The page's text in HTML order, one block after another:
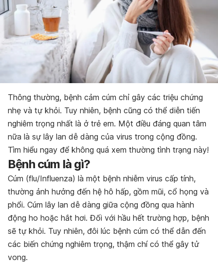
Thông thường, bệnh cảm cúm chỉ gây các triệu chứng
nhẹ và tự khỏi. Tuy nhiên, bệnh cũng có thể diễn tiến
nghiêm trọng nhất là ở trẻ em. Một điều đáng quan tâm
nữa là sự lây lan dễ dàng của virus trong cộng đồng.
Tìm hiểu ngay để không quá xem thường tình trạng này!
Bệnh cúm là gì?
Cúm (flu/Influenza) là một bệnh nhiễm virus cấp tính,
thường ảnh hưởng đến hệ hô hấp, gồm mũi, cổ họng và
phổi. Cúm lây lan dễ dàng giữa cộng đồng qua hành
động ho hoặc hắt hơi. Đối với hầu hết trường hợp, bệnh
sẽ tự khỏi. Tuy nhiên, đôi lúc bệnh cúm có thể dẫn đến
các biến chứng nghiêm trọng, thậm chí có thể gây tử
vong.